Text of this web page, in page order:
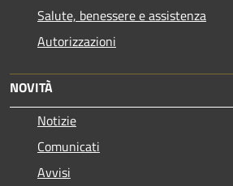
Salute, benessere e assistenza
Autorizzazioni
NOVITÀ
Notizie
Comunicati
Avvisi